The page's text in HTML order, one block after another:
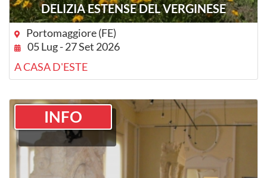
DELIZIA ESTENSE DEL VERGINESE
Portomaggiore (FE)
05 Lug - 27 Set 2026
A CASA D'ESTE
INFO